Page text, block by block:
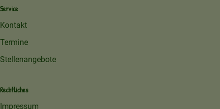
Service
Kontakt
Termine
Stellenangebote
Rechtliches
Impressum